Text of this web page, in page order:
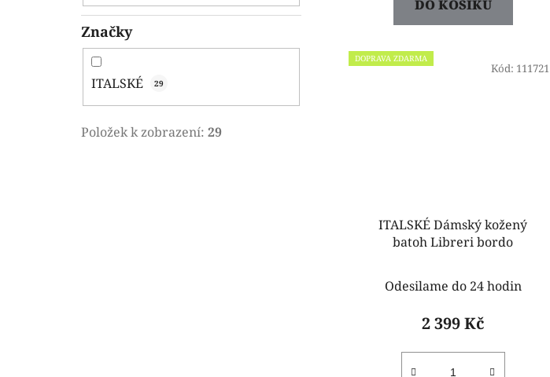
Značky
ITALSKÉ 29
Položek k zobrazení: 29
DO KOŠÍKU
DOPRAVA ZDARMA
ITALSKÉ Dámský kožený
batoh Libreri bordo
Odesilame do 24 hodin
2 399 Kč
Kód: 111721